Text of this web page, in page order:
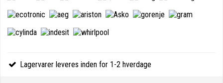
Lagervarer leveres inden for 1-2 hverdage